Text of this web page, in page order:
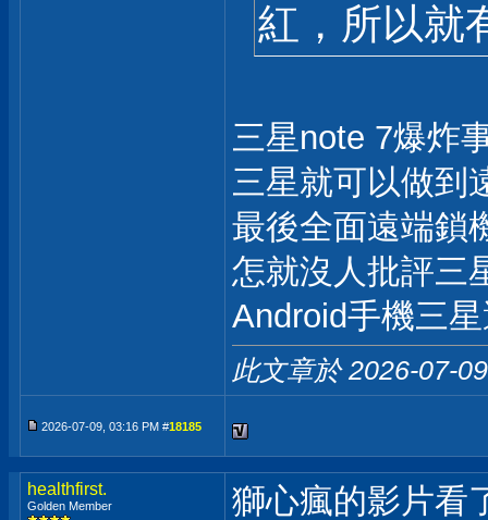
紅，所以就
三星note 7爆炸
三星就可以做到
最後全面遠端鎖
怎就沒人批評三
Android手機三
此文章於 2026-07-
2026-07-09, 03:16 PM #18185
healthfirst.
Golden Member
獅心瘋的影片看